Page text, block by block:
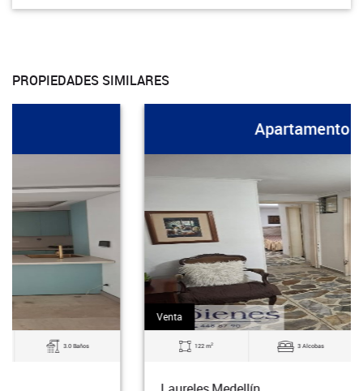
PROPIEDADES SIMILARES
Venta
122 m 3 Alcobas 3.0 Baños